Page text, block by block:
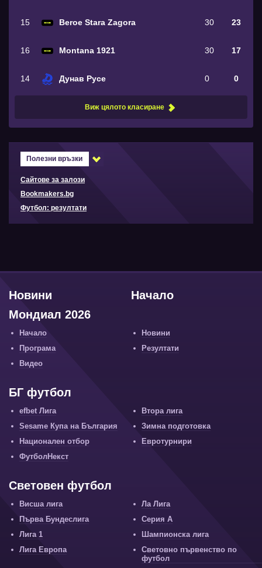
15 Beroe Stara Zagora 30 23
16 Montana 1921 30 17
14 Дунав Русе 0 0
Виж цялото класиране
Полезни връзки
Сайтове за залози
Bookmakers.bg
Футбол: резултати
Начало
Новини
Мондиал 2026
Начало
Новини
Програма
Резултати
Видео
БГ футбол
efbet Лига
Втора лига
Sesame Купа на България
Зимна подготовка
Национален отбор
Евротурнири
ФутболНекст
Световен футбол
Висша лига
Ла Лига
Първа Бундеслига
Серия А
Лига 1
Шампионска лига
Лига Европа
Световно първенство по
футбол